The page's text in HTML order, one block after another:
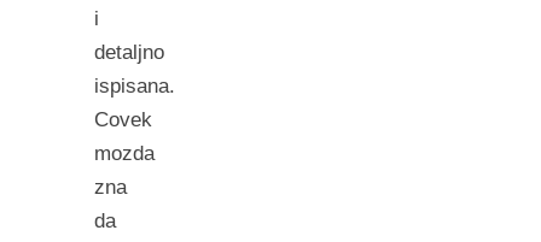
i
detaljno
ispisana.
Covek
mozda
zna
da